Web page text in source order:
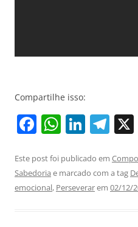
Compartilhe isso:
F
c
e
W
at
s
Li
k
e
T
e
gr
Este post foi publicado em
Sabedoria e marcado com a tag
emocional, Perseverarem 02/12/